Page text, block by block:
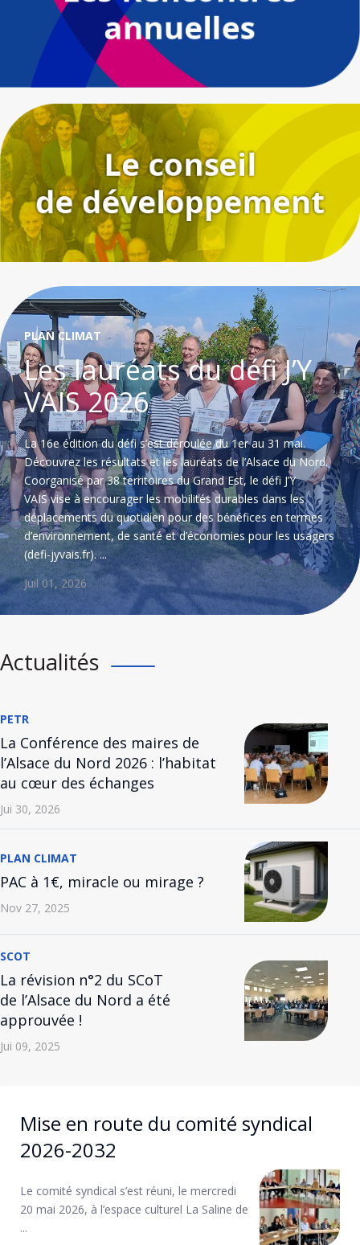
PLAN CLIMAT
Les lauréats du défi J’Y
VAIS 2026
La 16e édition du défi s’est déroulée du 1er au 31 mai.
Découvrez les résultats et les lauréats de l’Alsace du Nord.
Coorganisé par 38 territoires du Grand Est, le défi J’Y
VAIS vise à encourager les mobilités durables dans les
déplacements du quotidien pour des bénéfices en termes
d’environnement, de santé et d’économies pour les usagers
(defi-jyvais.fr). ...
Juil 01, 2026
Actualités
PETR
La Conférence des maires de
l’Alsace du Nord 2026 : l’habitat
au cœur des échanges
Jui 30, 2026
PLAN CLIMAT
PAC à 1€, miracle ou mirage ?
Nov 27, 2025
SCOT
La révision n°2 du SCoT
de l’Alsace du Nord a été
approuvée !
Jui 09, 2025
Mise en route du comité syndical
2026-2032
Le comité syndical s’est réuni, le mercredi
20 mai 2026, à l’espace culturel La Saline de
...